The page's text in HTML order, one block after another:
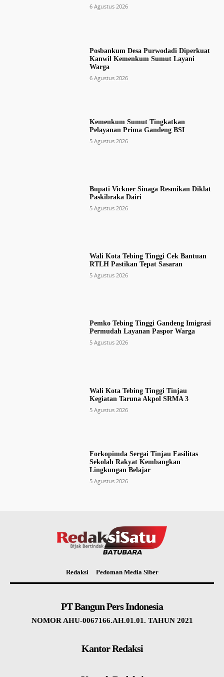
6 Agustus 2026
Posbankum Desa Purwodadi Diperkuat
Kanwil Kemenkum Sumut Layani
Warga
6 Agustus 2026
Kemenkum Sumut Tingkatkan
Pelayanan Prima Gandeng BSI
5 Agustus 2026
Bupati Vickner Sinaga Resmikan Diklat
Paskibraka Dairi
5 Agustus 2026
Wali Kota Tebing Tinggi Cek Bantuan
RTLH Pastikan Tepat Sasaran
5 Agustus 2026
Pemko Tebing Tinggi Gandeng Imigrasi
Permudah Layanan Paspor Warga
5 Agustus 2026
Wali Kota Tebing Tinggi Tinjau
Kegiatan Taruna Akpol SRMA 3
5 Agustus 2026
Forkopimda Sergai Tinjau Fasilitas
Sekolah Rakyat Kembangkan
Lingkungan Belajar
5 Agustus 2026
Redaksi Pedoman Media Siber
PT Bangun Pers Indonesia
NOMOR AHU-0067166.AH.01.01. TAHUN 2021
Kantor Redaksi